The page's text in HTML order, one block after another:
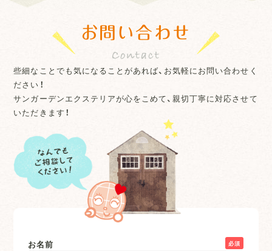
お問い合わせ
些細なことでも気になることがあれば、お気軽にお問い合わせく
ださい！
サンガーデンエクステリアが心をこめて、親切丁寧に対応させて
いただきます！
お名前 必須